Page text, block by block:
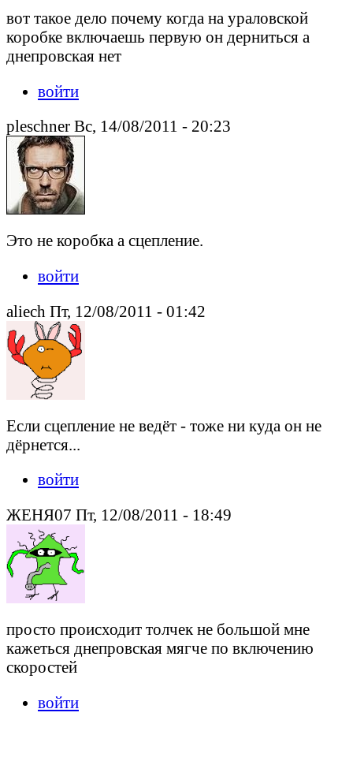
вот такое дело почему когда на ураловской
коробке включаешь первую он дерниться а
днепровская нет
войти
pleschner Вс, 14/08/2011 - 20:23
Это не коробка а сцепление.
войти
aliech Пт, 12/08/2011 - 01:42
Если сцепление не ведёт - тоже ни куда он не
дёрнется...
войти
ЖЕНЯ07 Пт, 12/08/2011 - 18:49
просто происходит толчек не большой мне
кажеться днепровская мягче по включению
скоростей
войти